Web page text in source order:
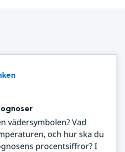
vädersymbolen? Vad
och hur ska du
procentsiffror? I